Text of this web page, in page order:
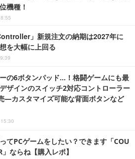
機種！
」新規注文の納期は2027年に
を大幅に上回る
の6ボタンパッド…！格闘ゲームにも最
ザインのスイッチ2対応コントローラー
―カスタマイズ可能な背面ボタンなど
てPCゲームをしたい？できます「COU
ならね【購入レポ】